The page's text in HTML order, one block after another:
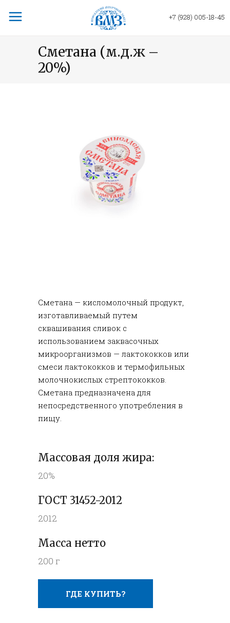
+7 (928) 005-18-45
Сметана (м.д.ж –
20%)
Сметана — кисломолочный продукт,
изготавливаемый путем
сквашивания сливок с
использованием заквасочных
микроорганизмов — лактококков или
смеси лактококков и термофильных
молочнокислых стрептококков.
Сметана предназначена для
непосредственного употребления в
пищу.
Массовая доля жира:
20%
ГОСТ 31452-2012
2012
Масса нетто
200 г
ГДЕ КУПИТЬ?